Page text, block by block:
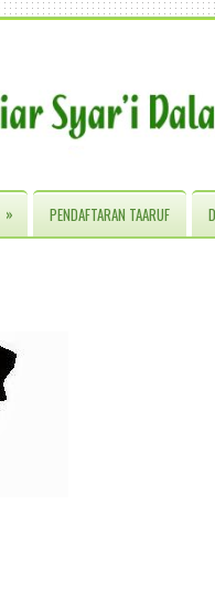
» PENDAFTARAN TAARUF